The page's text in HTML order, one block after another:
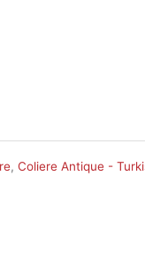
, Coliere Antique -